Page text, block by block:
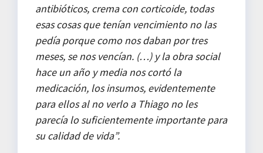
antibióticos, crema con corticoide, todas
esas cosas que tenían vencimiento no las
pedía porque como nos daban por tres
meses, se nos vencían. (…) y la obra social
hace un año y media nos cortó la
medicación, los insumos, evidentemente
para ellos al no verlo a Thiago no les
parecía lo suficientemente importante para
su calidad de vida”.